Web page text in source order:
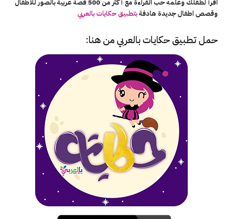
اقرأ لطفلك وعلمه حب القراءة مع أكثر من 500 قصة عربية بالصور للأطفال
وقصص اطفال جديدة هادفةبتطبيق حكايات بالعربي
حمل تطبيقحكايات بالعربيمن هنا: